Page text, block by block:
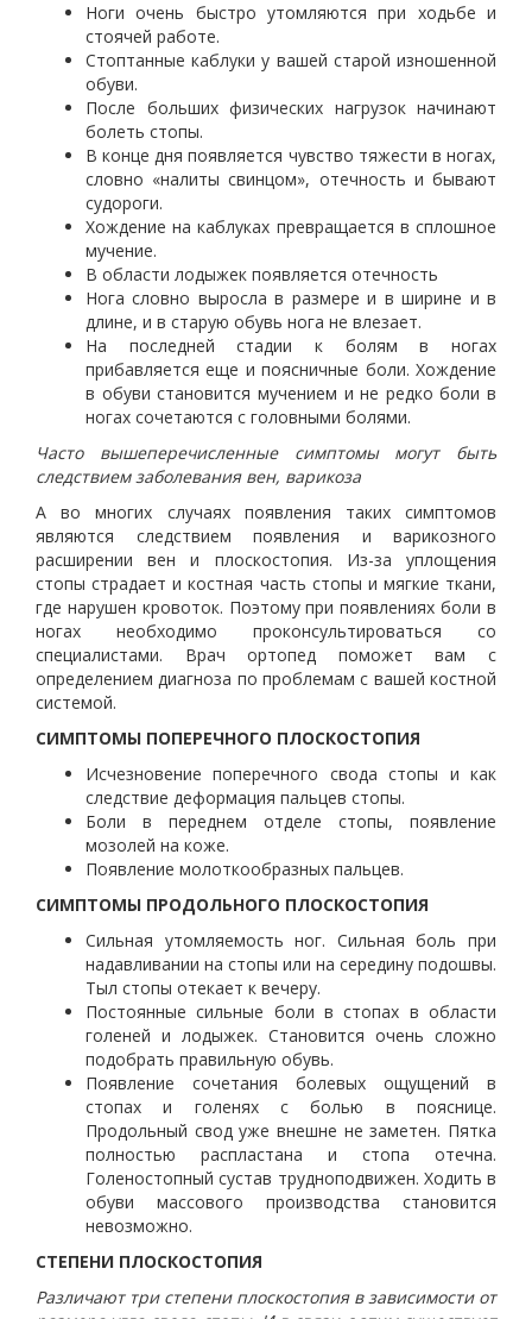
Ноги очень быстро утомляются при ходьбе и
стоячей работе.
Стоптанные каблуки у вашей старой изношенной
обуви.
После больших физических нагрузок начинают
болеть стопы.
В конце дня появляется чувство тяжести в ногах,
словно «налиты свинцом», отечность и бывают
судороги.
Хождение на каблуках превращается в сплошное
мучение.
В области лодыжек появляется отечность
Нога словно выросла в размере и в ширине и в
длине, и в старую обувь нога не влезает.
На последней стадии к болям в ногах
прибавляется еще и поясничные боли. Хождение
в обуви становится мучением и не редко боли в
ногах сочетаются с головными болями.
Часто вышеперечисленные симптомы могут быть
следствием заболевания вен, варикоза
А во многих случаях появления таких симптомов
являются следствием появления и варикозного
расширении вен и плоскостопия. Из-за уплощения
стопы страдает и костная часть стопы и мягкие ткани,
где нарушен кровоток. Поэтому при появлениях боли в
ногах необходимо проконсультироваться со
специалистами. Врач ортопед поможет вам с
определением диагноза по проблемам с вашей костной
системой.
СИМПТОМЫ ПОПЕРЕЧНОГО ПЛОСКОСТОПИЯ
Исчезновение поперечного свода стопы и как
следствие деформация пальцев стопы.
Боли в переднем отделе стопы, появление
мозолей на коже.
Появление молоткообразных пальцев.
СИМПТОМЫ ПРОДОЛЬНОГО ПЛОСКОСТОПИЯ
Сильная утомляемость ног. Сильная боль при
надавливании на стопы или на середину подошвы.
Тыл стопы отекает к вечеру.
Постоянные сильные боли в стопах в области
голеней и лодыжек. Становится очень сложно
подобрать правильную обувь.
Появление сочетания болевых ощущений в
стопах и голенях с болью в пояснице.
Продольный свод уже внешне не заметен. Пятка
полностью распластана и стопа отечна.
Голеностопный сустав трудноподвижен. Ходить в
обуви массового производства становится
невозможно.
СТЕПЕНИ ПЛОСКОСТОПИЯ
Различают три степени плоскостопия в зависимости от